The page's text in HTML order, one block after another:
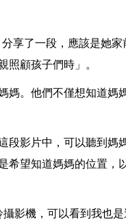
享了一段，應該是她家
照顧孩子們時」。
媽。他們不僅想知道媽
段影片中，可以聽到媽
希望知道媽媽的位置，
影機，可以看到我也是